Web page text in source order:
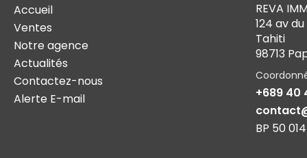
Accueil
Ventes
Notre agence
Actualités
Contactez-nous
Alerte E-mail
REVA
124 av
Tahiti
98713
+689 40
BP 50